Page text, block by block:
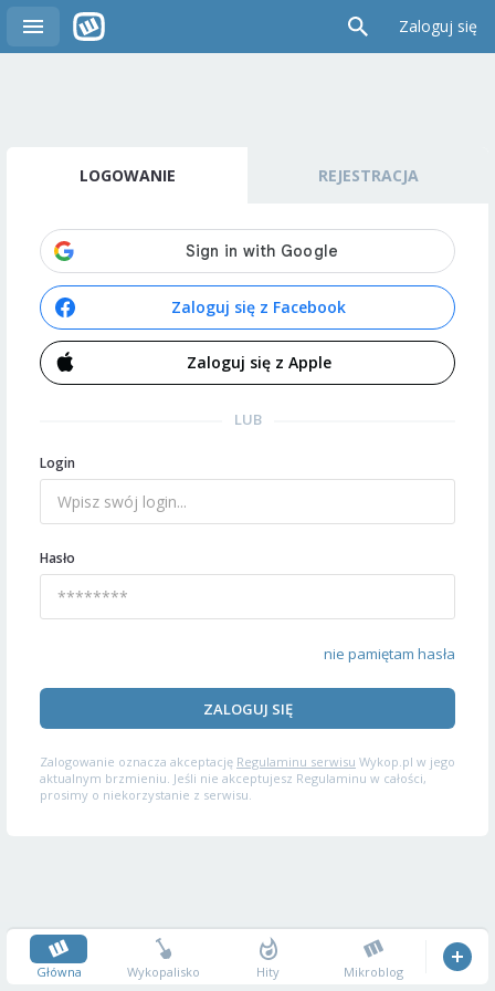
Zaloguj się
LOGOWANIE REJESTRACJA
Zaloguj się z Facebook
Zaloguj się z Apple
LUB
Login
Hasło
nie pamiętam hasła
ZALOGUJ SIĘ
Zalogowanie oznacza akceptację Regulaminu serwisu Wykop.pl w jego
aktualnym brzmieniu. Jeśli nie akceptujesz Regulaminu w całości,
prosimy o niekorzystanie z serwisu.
Główna Wykopalisko Hity Mikroblog